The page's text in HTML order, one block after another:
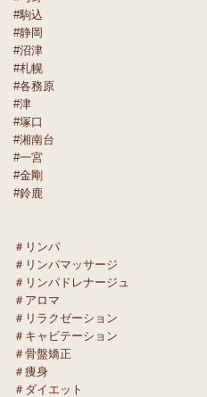
#駒込
#静岡
#沼津
#札幌
#各務原
#津
#塚口
#湘南台
#一宮
#金剛
#鈴鹿
＃リンパ
＃リンパマッサージ
＃リンパドレナージュ
＃アロマ
＃リラクゼーション
＃キャビテーション
＃骨盤矯正
＃痩身
＃ダイエット